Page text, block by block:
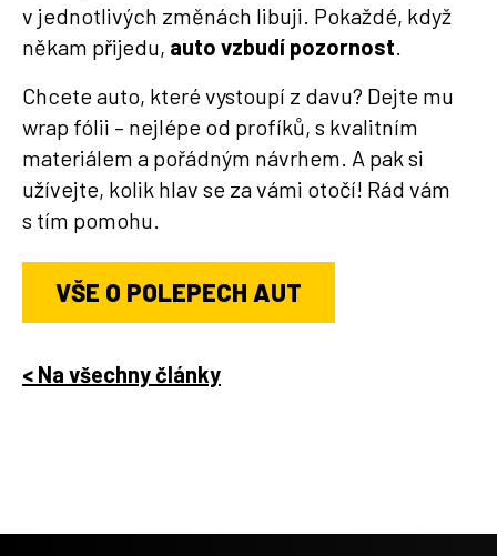
v jednotlivých změnách libuji. Pokaždé, když
někam přijedu, auto vzbudí pozornost.
Chcete auto, které vystoupí z davu? Dejte mu
wrap fólii – nejlépe od profíků, s kvalitním
materiálem a pořádným návrhem. A pak si
užívejte, kolik hlav se za vámi otočí! Rád vám
s tím pomohu.
VŠE O POLEPECH AUT
< Na všechny články